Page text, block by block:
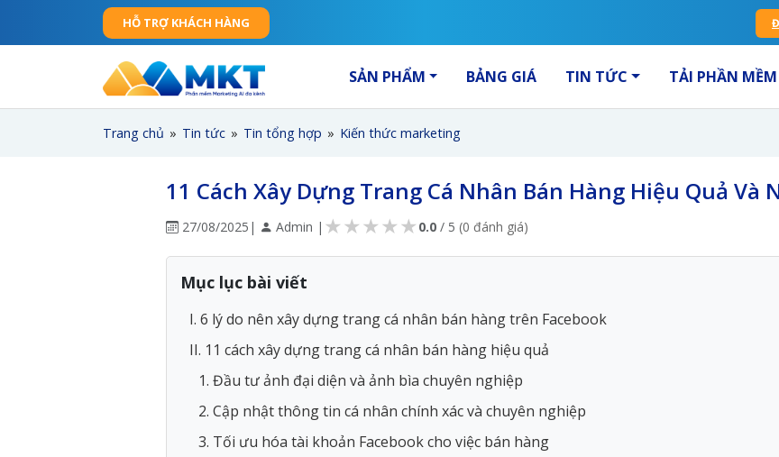
HỖ TRỢ KHÁCH HÀNG
SẢN PHẨM BẢNG GIÁ TIN TỨC TẢI PHẦN MỀM
Trang chủ » Tin tức » Tin tổng hợp » Kiến thức marketing
11 Cách Xây Dựng Trang Cá Nhân Bán Hàng Hiệu Quả Và
27/08/2025 | Admin | ★
★
★
★
★ 0.0 / 5 (0 đánh giá)
Mục lục bài viết
I. 6 lý do nên xây dựng trang cá nhân bán hàng trên Facebook
II. 11 cách xây dựng trang cá nhân bán hàng hiệu quả
1. Đầu tư ảnh đại diện và ảnh bìa chuyên nghiệp
2. Cập nhật thông tin cá nhân chính xác và chuyên nghiệp
3. Tối ưu hóa tài khoản Facebook cho việc bán hàng